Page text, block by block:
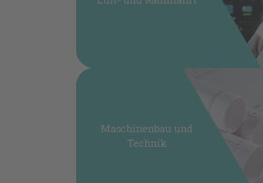
Maschinenbau und
Technik